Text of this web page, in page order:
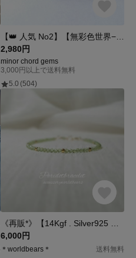
2,980円
minor chord gems
3,000円以上で送料無料
5.0 (504)
6,000円
＊worldbears＊
送料無料